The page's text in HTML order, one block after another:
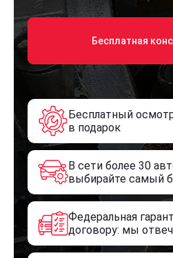
Бесплатная
Бесплатный
в подарок
В сети более 30
выбирайте самый
Федеральная
договору: мы